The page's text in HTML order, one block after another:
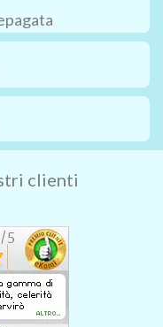
clienti